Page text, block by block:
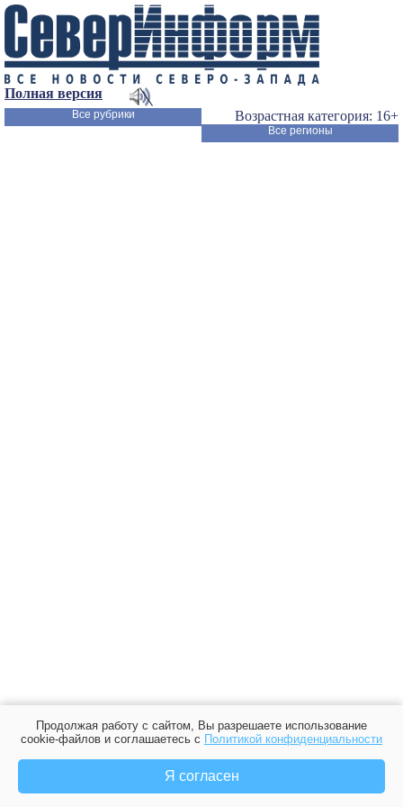
Полная версия
Возрастная категория: 16+
Все рубрики
Все регионы
Продолжая работу с сайтом, Вы разрешаете использование
cookie-файлов и соглашаетесь с Политикой конфиденциальности
Я согласен